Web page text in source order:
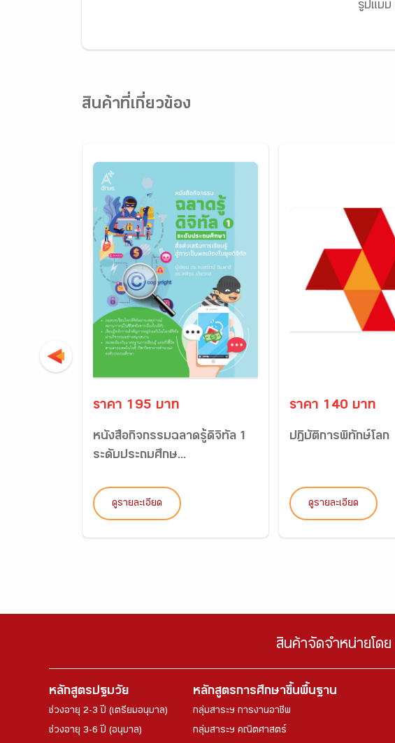
รูปแบ
สินค้าที่เกี่ยวข้อง
ราคา 195 บาท
หนังสือกิจกรรมฉลาดรู้ดิจิทัล 1
ระดับประถมศึกษ...
ดูรายละเอียด
ราคา 140 บาท
ปฎิบัติการพิทักษ์โลก
ดูรายละเอียด
สินค้าจัดจำหน่ายโด
หลักสูตรปฐมวัย
ช่วงอายุ 2-3 ปี (เตรียมอนุบาล)
ช่วงอายุ 3-6 ปี (อนุบาล)
หลักสูตรการศึกษาขึ้นพื้นฐาน
กลุ่มสาระฯ การงานอาชีพ
กลุ่มสาระฯ คณิตศาสตร์